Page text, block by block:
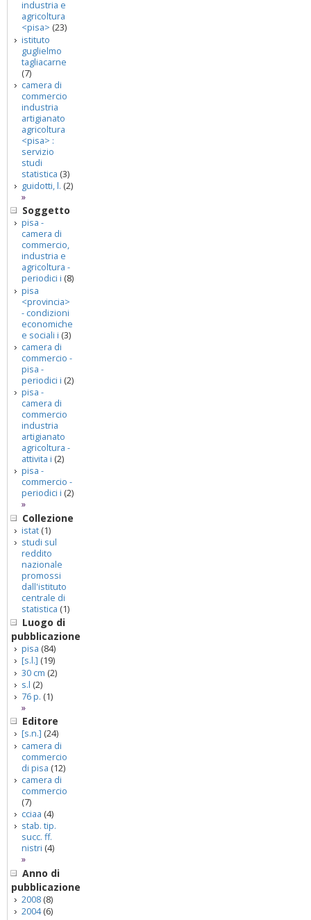
industria e
agricoltura
<pisa> (23)
istituto
guglielmo
tagliacarne
(7)
camera di
commercio
industria
artigianato
agricoltura
<pisa> :
servizio
studi
statistica (3)
guidotti, l. (2)
»
Soggetto
pisa -
camera di
commercio,
industria e
agricoltura -
periodici i (8)
pisa
<provincia>
- condizioni
economiche
e sociali i (3)
camera di
commercio -
pisa -
periodici i (2)
pisa -
camera di
commercio
industria
artigianato
agricoltura -
attivita i (2)
pisa -
commercio -
periodici i (2)
»
Collezione
istat (1)
studi sul
reddito
nazionale
promossi
dall'istituto
centrale di
statistica (1)
Luogo di
pubblicazione
pisa (84)
[s.l.] (19)
30 cm (2)
s.l (2)
76 p. (1)
»
Editore
[s.n.] (24)
camera di
commercio
di pisa (12)
camera di
commercio
(7)
cciaa (4)
stab. tip.
succ. ff.
nistri (4)
»
Anno di
pubblicazione
2008 (8)
2004 (6)